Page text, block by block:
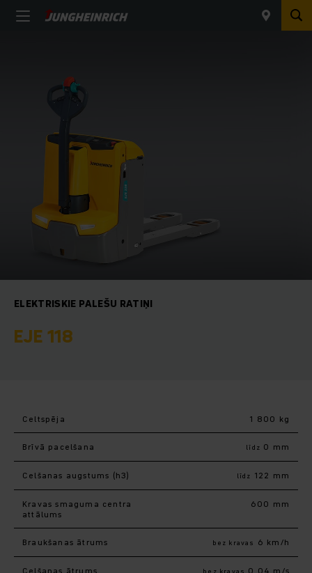
ELEKTRISKIE PALEŠU RATIŅI
EJE 118
Celtspēja 1 800 kg
Brīvā pacelšana līdz 0 mm
Celšanas augstums (h3) līdz 122 mm
Kravas smaguma centra
attālums
600 mm
Braukšanas ātrums bez kravas 6 km/h